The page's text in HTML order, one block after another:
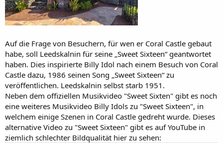
Auf die Frage von Besuchern, für wen er Coral Castle gebaut
habe, soll Leedskalnin für seine „Sweet Sixteen“ geantwortet
haben. Dies inspirierte Billy Idol nach einem Besuch von Coral
Castle dazu, 1986 seinen Song „Sweet Sixteen“ zu
veröffentlichen. Leedskalnin selbst starb 1951.
Neben dem offiziellen Musikvideo "Sweet Sixten" gibt es noch
eine weiteres Musikvideo Billy Idols zu "Sweet Sixteen", in
welchem einige Szenen in Coral Castle gedreht wurde. Dieses
alternative Video zu "Sweet Sixteen" gibt es auf YouTube in
ziemlich schlechter Bildqualität hier zu sehen: